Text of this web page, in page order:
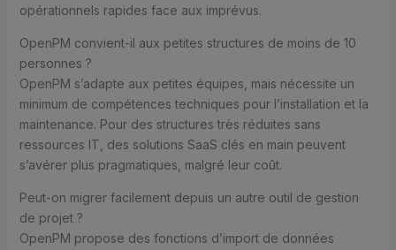
opérationnels rapides face aux imprévus.
OpenPM convient-il aux petites structures de moins de 10
personnes ?
OpenPM s’adapte aux petites équipes, mais nécessite un
minimum de compétences techniques pour l’installation et la
maintenance. Pour des structures très réduites sans
ressources IT, des solutions SaaS clés en main peuvent
s’avérer plus pragmatiques, malgré leur coût.
Peut-on migrer facilement depuis un autre outil de gestion
de projet ?
OpenPM propose des fonctions d’import de données